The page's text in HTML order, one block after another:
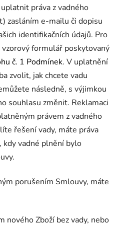
práva z vadného
zasláním e-mailu či dopisu
identifikačních údajů. Pro
formulář poskytovaný
č. 1 Podmínek. V uplatnění
zvolit, jak chcete vadu
následně, s výjimkou
souhlasu změnit. Reklamaci
právem z vadného
řešení vady, máte práva
kdy vadné plnění bylo
porušením Smlouvy, máte
nového Zboží bez vady, nebo